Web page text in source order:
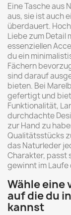
Eine Tasche aus
aus, sie ist auch
überdauert.
Liebe zum Detail
essenziellen
du ein
Fächern
sind darauf
bieten. Bei
gefertigt und
Funktionalität,
durchdachte
zur Hand zu
Qualitätsstücks
das Naturleder
Charakter, passt
gewinnt im
Wähle eine
auf die du
kannst